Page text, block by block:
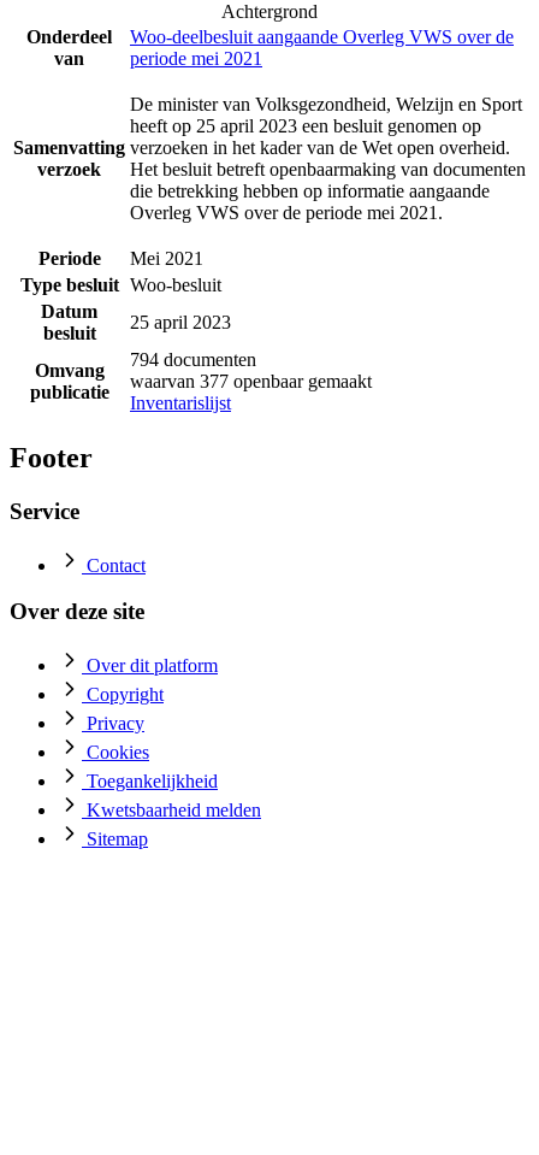
Achtergrond
Onderdeel
van
Woo-deelbesluit aangaande Overleg VWS over de
periode mei 2021
Samenvatting
verzoek
De minister van Volksgezondheid, Welzijn en Sport
heeft op 25 april 2023 een besluit genomen op
verzoeken in het kader van de Wet open overheid.
Het besluit betreft openbaarmaking van documenten
die betrekking hebben op informatie aangaande
Overleg VWS over de periode mei 2021.
Periode
Mei 2021
Type besluit Woo-besluit
Datum
besluit
25 april 2023
Omvang
publicatie
794 documenten
waarvan 377 openbaar gemaakt
Inventarislijst
Footer
Service
Contact
Over deze site
Over dit platform
Copyright
Privacy
Cookies
Toegankelijkheid
Kwetsbaarheid melden
Sitemap